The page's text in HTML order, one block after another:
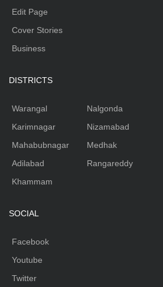
Edit Page
Cover Stories
Business
DISTRICTS
Warangal
Karimnagar
Mahabubnagar
Adilabad
Khammam
Nalgonda
Nizamabad
Medhak
Rangareddy
SOCIAL
Facebook
Youtube
Twitter